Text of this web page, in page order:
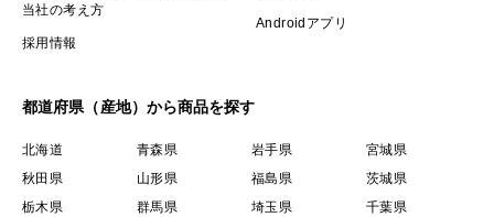
当社の考え方
採用情報
Androidアプリ
都道府県（産地）から商品を探す
北海道 青森県 岩手県
宮城県
秋田県
山形県 福島県
茨城県
栃木県
群馬県 埼玉県
千葉県